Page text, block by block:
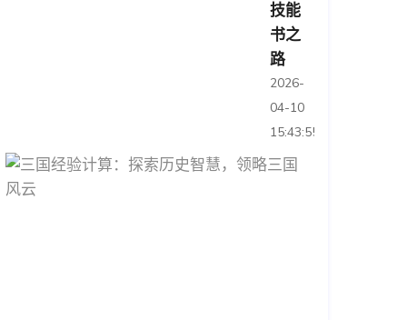
技能
书之
路
2026-
04-10
15:43:55